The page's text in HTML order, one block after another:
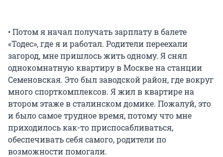
• Потом я начал получать зарплату в балете
«Тодес», где я и работал. Родители переехали
загород, мне пришлось жить одному. Я снял
однокомнатную квартиру в Москве на станции
Семеновская. Это был заводской район, где вокруг
много спорткомплексов. Я жил в квартире на
втором этаже в сталинском домике. Пожалуй, это
и было самое трудное время, потому что мне
приходилось как-то приспосабливаться,
обеспечивать себя самого, родители по
возможности помогали.